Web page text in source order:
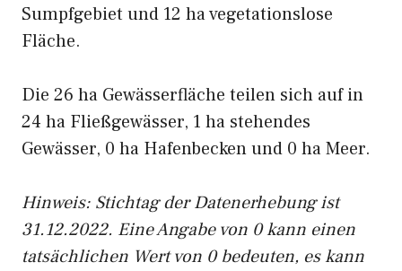
Sumpfgebiet und 12 ha vegetationslose
Fläche.
Die 26 ha Gewässerfläche teilen sich auf in
24 ha Fließgewässer, 1 ha stehendes
Gewässer, 0 ha Hafenbecken und 0 ha Meer.
Hinweis: Stichtag der Datenerhebung ist
31.12.2022. Eine Angabe von 0 kann einen
tatsächlichen Wert von 0 bedeuten, es kann